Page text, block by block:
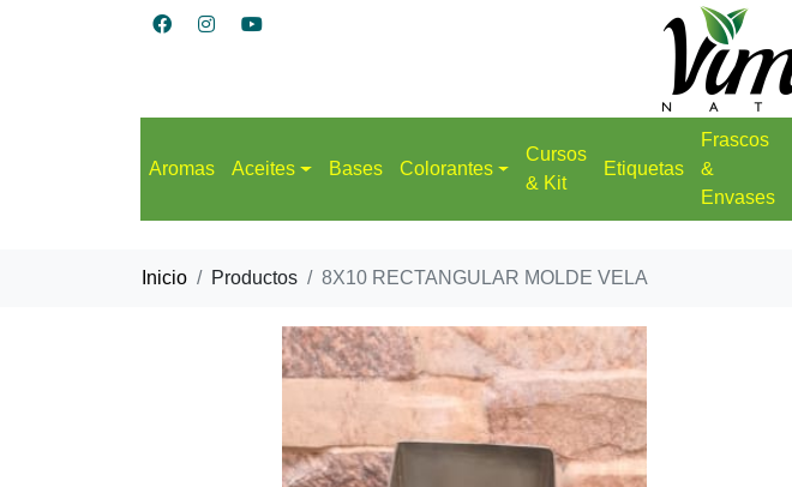
Aromas Aceites Bases Colorantes
Cursos
& Kit
Etiquetas
Frascos
&
Envases
Inicio Productos 8X10 RECTANGULAR MOLDE VELA